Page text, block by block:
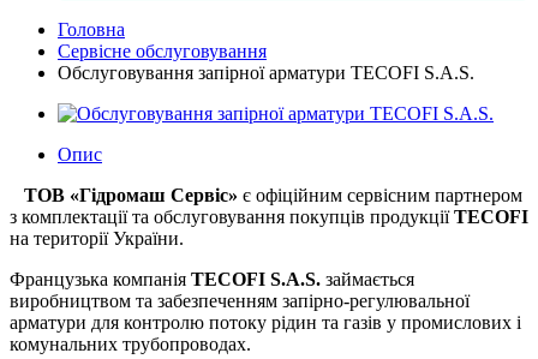
Головна
Сервісне обслуговування
Обслуговування запірної арматури ТЕСOFI S.A.S.
Опис
ТОВ «Гідромаш Сервіс» є офіційним сервісним партнером
з комплектації та обслуговування покупців продукціїТЕСOFI
на території України.
Французька компанія ТЕСOFI S.A.S. займається
виробництвом та забезпеченням запірно-регулювальної
арматури для контролю потоку рідин та газів у промислових і
комунальних трубопроводах.